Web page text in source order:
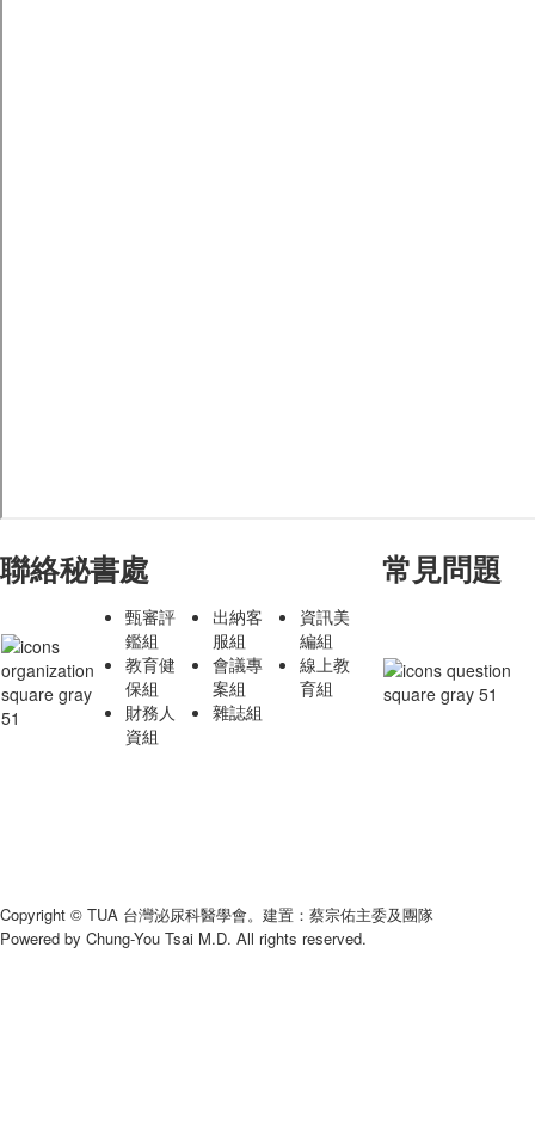
聯絡秘書處
甄審評
鑑組
教育健
保組
財務人
資組
出納客
服組
會議專
案組
雜誌組
資訊美
編組
線上教
育組
常見問題
Copyright © TUA 台灣泌尿科醫學會。建置：蔡宗佑主委及團隊
Powered by Chung-You Tsai M.D. All rights reserved.